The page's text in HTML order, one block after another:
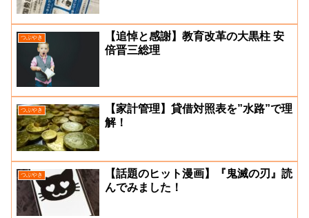
つぶやき
【追悼と感謝】教育改革の大黒柱 安
倍晋三総理
つぶやき
【家計管理】貸借対照表を”水路”で理
解！
つぶやき
【話題のヒット漫画】『鬼滅の刃』読
んでみました！